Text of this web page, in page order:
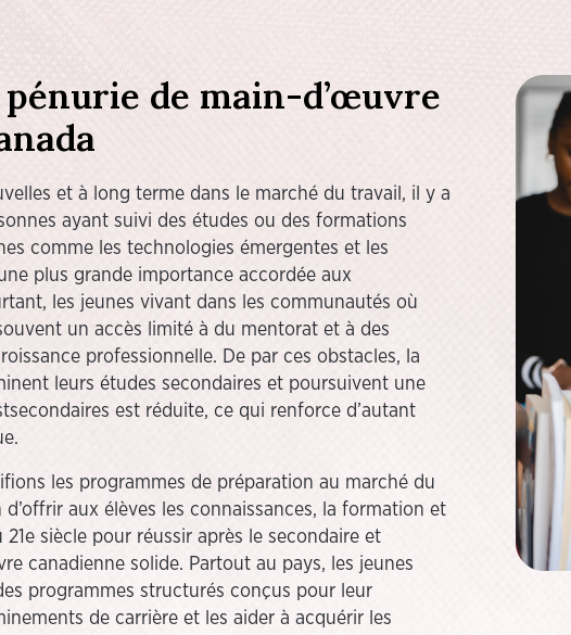
pénurie de main-d’œuvre
et à long terme dans le marché du travail, il y a
ayant suivi des études ou des formations
comme les technologies émergentes et les
plus grande importance accordée aux
les jeunes vivant dans les communautés où
un accès limité à du mentorat et à des
professionnelle. De par ces obstacles, la
leurs études secondaires et poursuivent une
est réduite, ce qui renforce d’autant
les programmes de préparation au marché du
aux élèves les connaissances, la formation et
21e siècle pour réussir après le secondaire et
canadienne solide. Partout au pays, les jeunes
programmes structurés conçus pour leur
de carrière et les aider à acquérir les